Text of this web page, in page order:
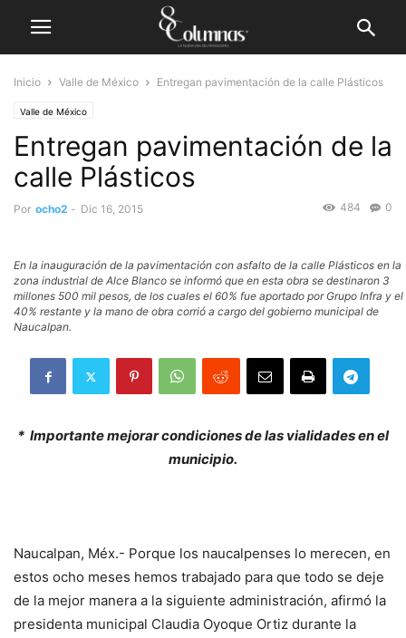
Inicio Valle de México Entregan pavimentación de la calle Plásticos
Valle de México
Entregan pavimentación de la
calle Plásticos
Por ocho2 - Dic 16, 2015 0
484
En la inauguración de la pavimentación con asfalto de la calle Plásticos en la
zona industrial de Alce Blanco se informó que en esta obra se destinaron 3
millones 500 mil pesos, de los cuales el 60% fue aportado por Grupo Infra y el
40% restante y la mano de obra corrió a cargo del gobierno municipal de
Naucalpan.
* Importante mejorar condiciones de las vialidades en el
municipio.
Naucalpan, Méx.- Porque los naucalpenses lo merecen, en
estos ocho meses hemos trabajado para que todo se deje
de la mejor manera a la siguiente administración, afirmó la
presidenta municipal Claudia Oyoque Ortiz durante la